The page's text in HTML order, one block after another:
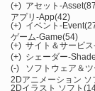
(+) アセット-Asset
アプリ-App(42)
(+) イベント-Event
ゲーム-Game(54)
(+) サイト＆サービ
(+) シェーダー-
(-)
ソフトウェア＆
2Dアニメーション ソ
2Dイラスト ソフト